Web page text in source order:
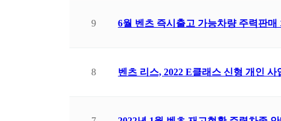
9 6월 벤츠 즉시출고 가능차량 주력판매
8 벤츠 리스, 2022 E클래스 신형 개인 사